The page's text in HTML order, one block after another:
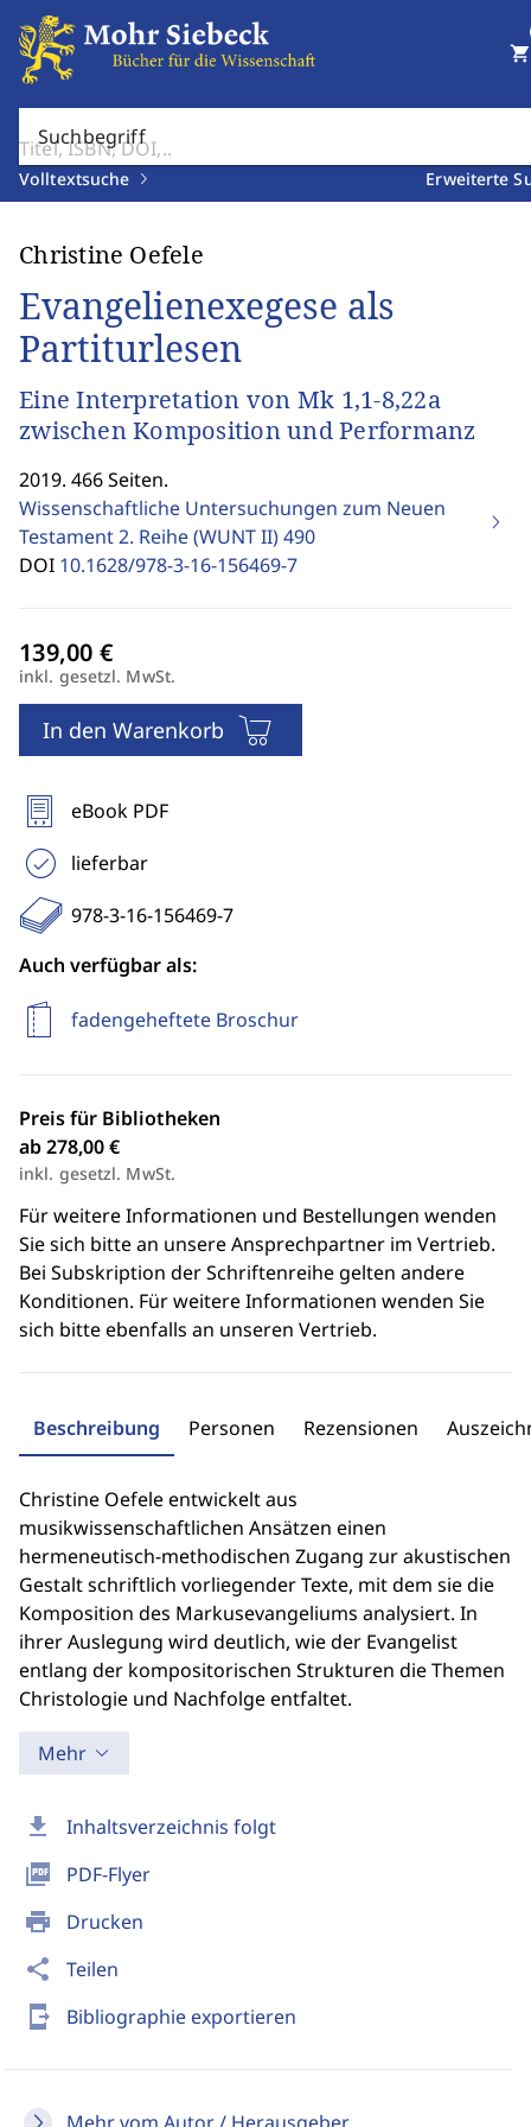
Suchbegriff
Volltextsuche Erweiterte
shopping_cart
download Inhaltsverzeichnis folgt
picture_as_pdf PDF-Flyer
print Drucken
share Teilen
send_to_mobile Bibliographie exportieren
Christine Oefele
Evangelienexegese als
Partiturlesen
Eine Interpretation von Mk 1,1-8,22a
zwischen Komposition und Performanz
2019. 466 Seiten.
Wissenschaftliche Untersuchungen zum Neuen
Testament 2. Reihe (WUNT II)490
DOI 10.1628/978-3-16-156469-7
inkl. gesetzl. MwSt.
In den Warenkorb
eBook PDF
lieferbar
978-3-16-156469-7
Auch verfügbar als:
fadengeheftete Broschur
Preis für Bibliotheken
ab 278,00 €
inkl. gesetzl. MwSt.
Für weitere Informationen und Bestellungen wenden
Sie sich bitte an unsere Ansprechpartner im Vertrieb.
Bei Subskription der Schriftenreihe gelten andere
Konditionen. Für weitere Informationen wenden Sie
sich bitte ebenfalls an unseren Vertrieb.
Beschreibung Personen Rezensionen
Christine Oefele entwickelt aus
musikwissenschaftlichen Ansätzen einen
hermeneutisch-methodischen Zugang zur akustischen
Gestalt schriftlich vorliegender Texte, mit dem sie die
Komposition des Markusevangeliums analysiert. In
ihrer Auslegung wird deutlich, wie der Evangelist
entlang der kompositorischen Strukturen die Themen
Christologie und Nachfolge entfaltet.
Mehr